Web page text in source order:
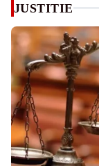
JUSTITIE